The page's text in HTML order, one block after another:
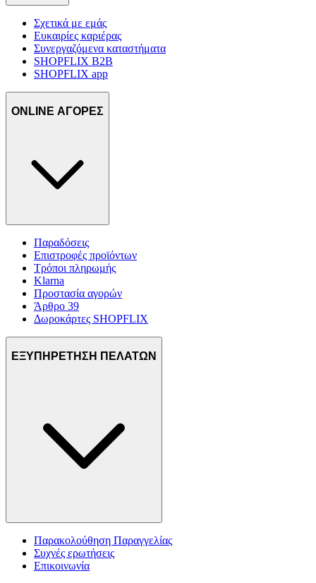
Σχετικά με εμάς
Ευκαιρίες καριέρας
Συνεργαζόμενα καταστήματα
SHOPFLIX B2B
SHOPFLIX app
ONLINE ΑΓΟΡΕΣ
Παραδόσεις
Επιστροφές προϊόντων
Τρόποι πληρωμής
Klarna
Προστασία αγορών
Άρθρο 39
Δωροκάρτες SHOPFLIX
ΕΞΥΠΗΡΕΤΗΣΗ ΠΕΛΑΤΩΝ
Παρακολούθηση Παραγγελίας
Συχνές ερωτήσεις
Επικοινωνία